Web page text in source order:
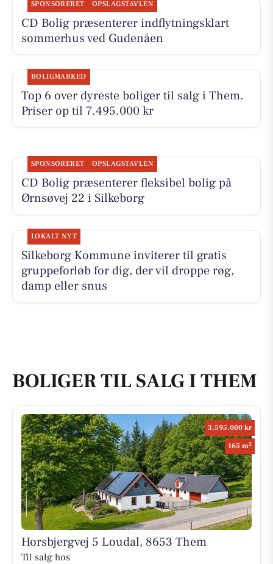
SPONSORERET OPSLAGSTAVLEN
CD Bolig præsenterer indflytningsklart
sommerhus ved Gudenåen
BOLIGMARKED
Top 6 over dyreste boliger til salg i Them.
Priser op til 7.495.000 kr
SPONSORERET OPSLAGSTAVLEN
CD Bolig præsenterer fleksibel bolig på
Ørnsøvej 22 i Silkeborg
LOKALT NYT
Silkeborg Kommune inviterer til gratis
gruppeforløb for dig, der vil droppe røg,
damp eller snus
BOLIGER TIL SALG I THEM
3.595.000 kr
165 m2
Horsbjergvej 5 Loudal, 8653 Them
Til salg hos